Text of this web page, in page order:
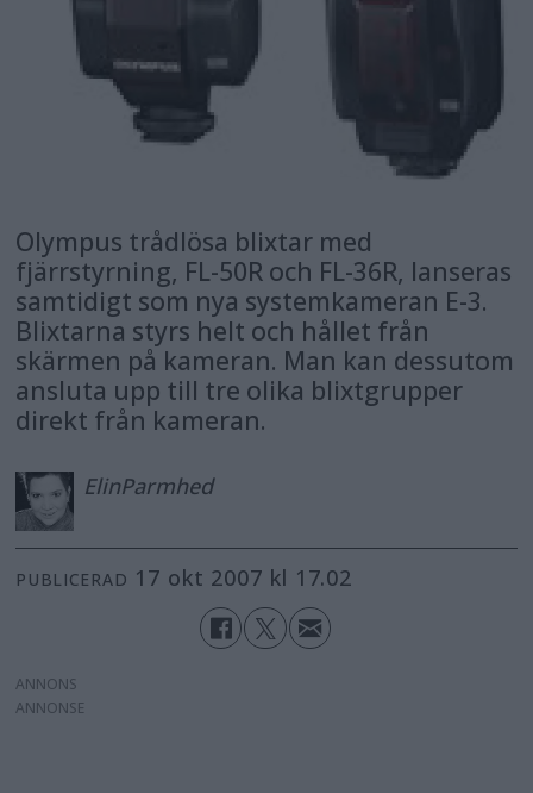
Olympus trådlösa blixtar med
fjärrstyrning, FL-50R och FL-36R, lanseras
samtidigt som nya systemkameran E-3.
Blixtarna styrs helt och hållet från
skärmen på kameran. Man kan dessutom
ansluta upp till tre olika blixtgrupper
direkt från kameran.
ElinParmhed
PUBLICERAD 17 okt 2007 kl 17.02
ANNONS